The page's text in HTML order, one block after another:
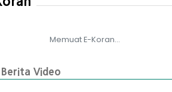
Memuat E-Koran...
Berita Video